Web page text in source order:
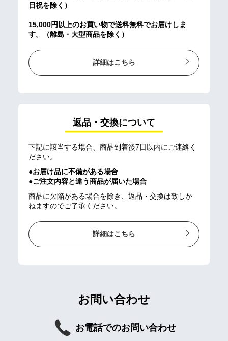
日祝を除く）
15,000円以上のお買い物で送料無料でお届けしま
す。（離島・大型商品を除く）
詳細はこちら
返品・交換について
下記に該当する場合、商品到着後7日以内にご連絡く
ださい。
●お届け品に不備がある場合
●ご注文内容と違う商品が届いた場合
商品に欠陥がある場合を除き、返品・交換は致しか
ねますのでご了承ください。
詳細はこちら
お問い合わせ
お電話でのお問い合わせ